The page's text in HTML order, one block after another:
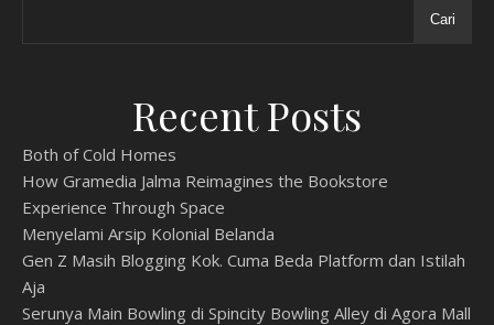
Cari
Recent Posts
Both of Cold Homes
How Gramedia Jalma Reimagines the Bookstore
Experience Through Space
Menyelami Arsip Kolonial Belanda
Gen Z Masih Blogging Kok. Cuma Beda Platform dan Istilah
Aja
Serunya Main Bowling di Spincity Bowling Alley di Agora Mall